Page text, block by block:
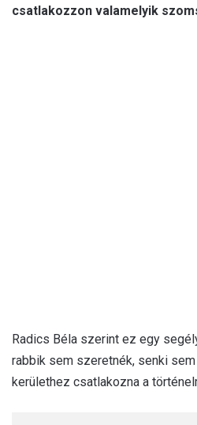
csatlakozzon valamelyik
Radics Béla szerint ez egy
rabbik sem szeretnék, senki
kerülethez csatlakozna a